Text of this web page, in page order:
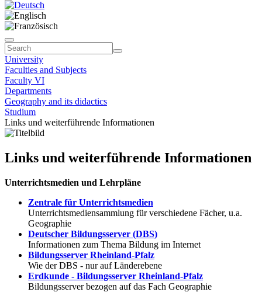
University
Faculties and Subjects
Faculty VI
Departments
Geography and its didactics
Studium
Links und weiterführende Informationen
Links und weiterführende Informationen
Unterrichtsmedien und Lehrpläne
Zentrale für Unterrichtsmedien
Unterrichtsmediensammlung für verschiedene Fächer, u.a.
Geographie
Deutscher Bildungsserver (DBS)
Informationen zum Thema Bildung im Internet
Bildungsserver Rheinland-Pfalz
Wie der DBS - nur auf Länderebene
Erdkunde - Bildungsserver Rheinland-Pfalz
Bildungsserver bezogen auf das Fach Geographie